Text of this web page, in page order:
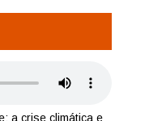
a crise climática e